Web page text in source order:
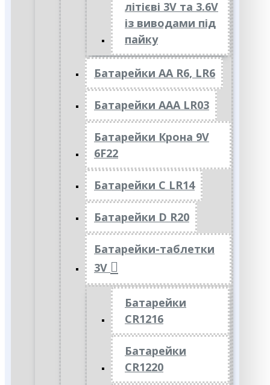
літієві 3V та 3.6V
із виводами під
пайку
Батарейки АА R6, LR6
Батарейки АAА LR03
Батарейки Крона 9V
6F22
Батарейки C LR14
Батарейки D R20
Батарейки-таблетки
3V
Батарейки
CR1216
Батарейки
CR1220